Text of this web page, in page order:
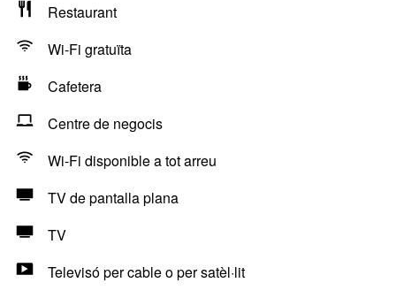
Restaurant
Wi-Fi gratuïta
Cafetera
Centre de negocis
Wi-Fi disponible a tot arreu
TV de pantalla plana
TV
Televisó per cable o per satèl·lit